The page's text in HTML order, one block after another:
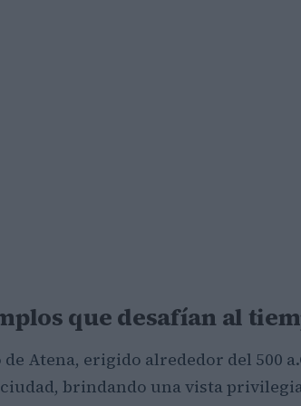
que desafían al
Atena, erigido alrededor del 500
brindando una vista